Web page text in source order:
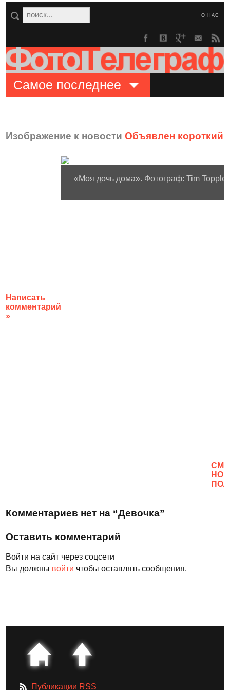
О НАС
Самое последнее
Изображение к новостиОбъявлен короткий
Написать
комментарий
»
«Моя дочь дома». Фотограф: Tim
Комментариев нет на “Девочка”
Оставить комментарий
Войти на сайт через соцсети
Вы должны войти чтобы оставлять сообщения.
Публикации RSS